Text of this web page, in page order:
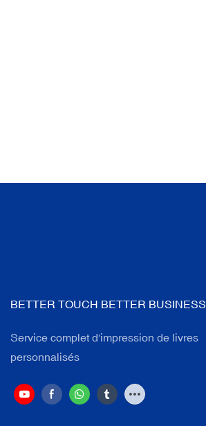
BETTER TOUCH BETTER BUSINESS
Service complet d'impression de livres
personnalisés